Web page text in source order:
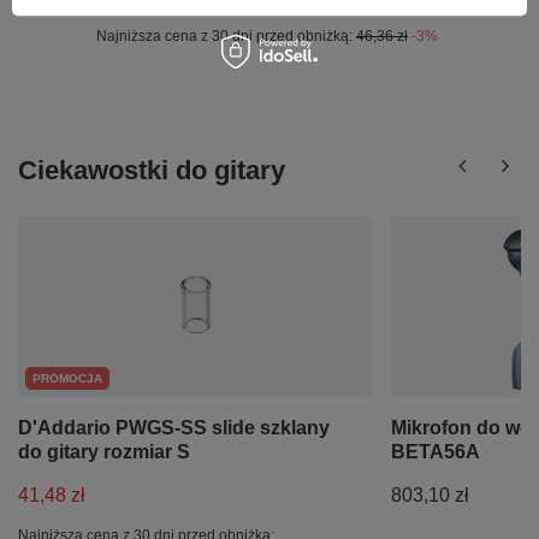
Najniższa cena z 30 dni przed obniżką: 46,36 zł -3%
Ciekawostki do gitary
PROMOCJA
D'Addario PWGS-SS slide szklany
do gitary rozmiar S
41,48 zł
Najniższa cena z 30 dni przed obniżką:
Mikrofon do
BETA56A
803,10 zł